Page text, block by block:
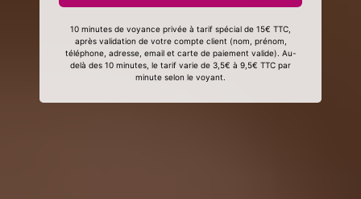
10 minutes de voyance privée à tarif spécial de 15€ TTC,
après validation de votre compte client (nom, prénom,
téléphone, adresse, email et carte de paiement valide). Au-
delà des 10 minutes, le tarif varie de 3,5€ à 9,5€ TTC par
minute selon le voyant.